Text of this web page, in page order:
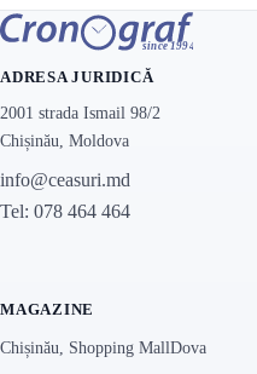
ADRESA JURIDICĂ
2001 strada Ismail 98/2
Chișinău, Moldova
info@ceasuri.md
Tel: 078 464 464
MAGAZINE
Chișinău, Shopping MallDova